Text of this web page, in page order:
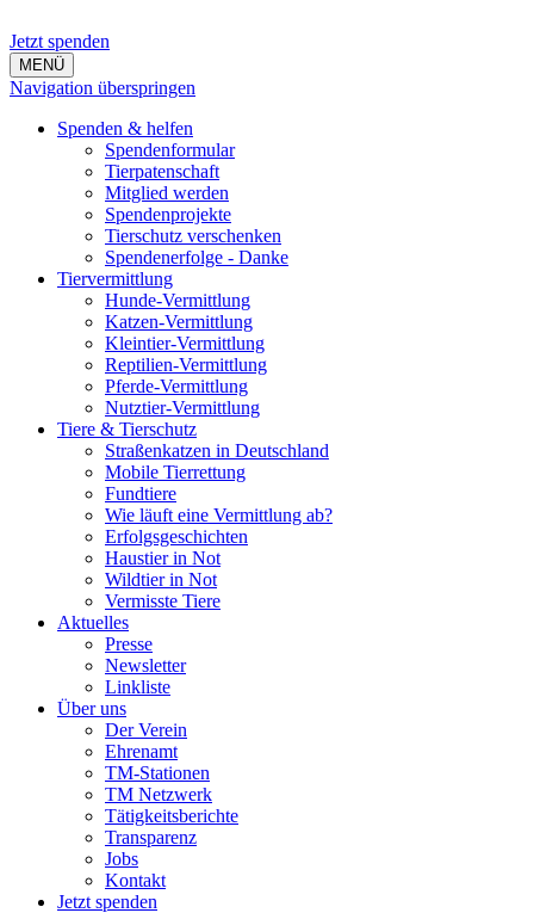
Jetzt spenden
MENÜ
Navigation überspringen
Spenden & helfen
Spendenformular
Tierpatenschaft
Mitglied werden
Spendenprojekte
Tierschutz verschenken
Spendenerfolge - Danke
Tiervermittlung
Hunde-Vermittlung
Katzen-Vermittlung
Kleintier-Vermittlung
Reptilien-Vermittlung
Pferde-Vermittlung
Nutztier-Vermittlung
Tiere & Tierschutz
Straßenkatzen in Deutschland
Mobile Tierrettung
Fundtiere
Wie läuft eine Vermittlung ab?
Erfolgsgeschichten
Haustier in Not
Wildtier in Not
Vermisste Tiere
Aktuelles
Presse
Newsletter
Linkliste
Über uns
Der Verein
Ehrenamt
TM-Stationen
TM Netzwerk
Tätigkeitsberichte
Transparenz
Jobs
Kontakt
Jetzt spenden